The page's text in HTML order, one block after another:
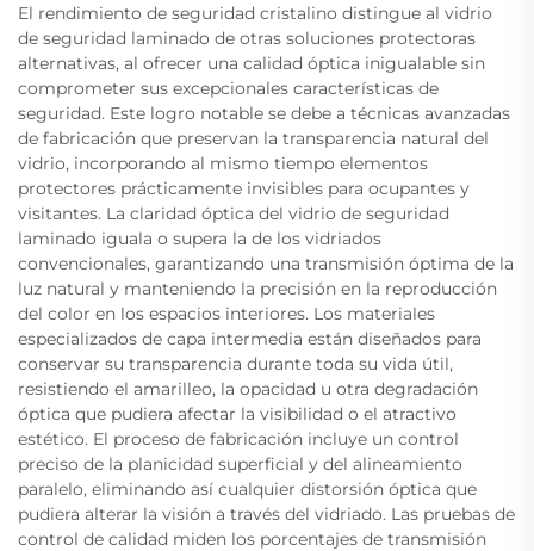
El rendimiento de seguridad cristalino distingue al vidrio
de seguridad laminado de otras soluciones protectoras
alternativas, al ofrecer una calidad óptica inigualable sin
comprometer sus excepcionales características de
seguridad. Este logro notable se debe a técnicas avanzadas
de fabricación que preservan la transparencia natural del
vidrio, incorporando al mismo tiempo elementos
protectores prácticamente invisibles para ocupantes y
visitantes. La claridad óptica del vidrio de seguridad
laminado iguala o supera la de los vidriados
convencionales, garantizando una transmisión óptima de la
luz natural y manteniendo la precisión en la reproducción
del color en los espacios interiores. Los materiales
especializados de capa intermedia están diseñados para
conservar su transparencia durante toda su vida útil,
resistiendo el amarilleo, la opacidad u otra degradación
óptica que pudiera afectar la visibilidad o el atractivo
estético. El proceso de fabricación incluye un control
preciso de la planicidad superficial y del alineamiento
paralelo, eliminando así cualquier distorsión óptica que
pudiera alterar la visión a través del vidriado. Las pruebas de
control de calidad miden los porcentajes de transmisión